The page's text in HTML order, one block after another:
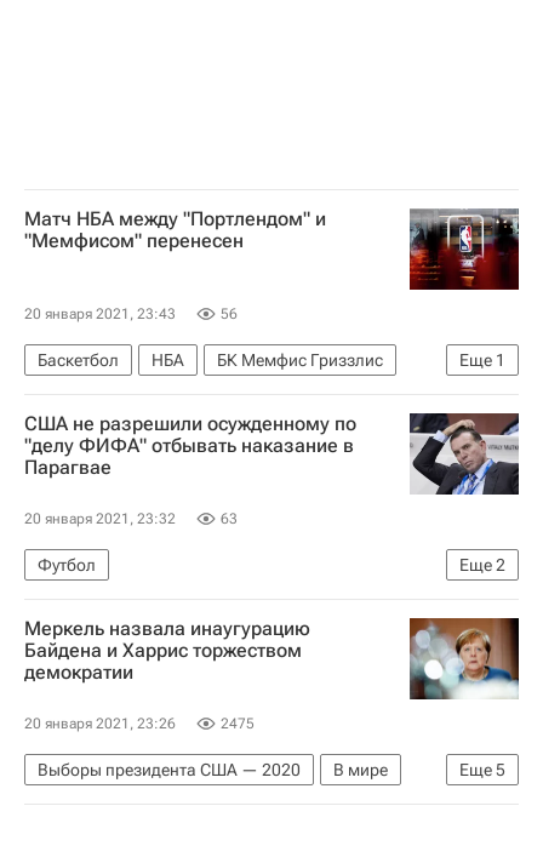
Матч НБА между "Портлендом" и
"Мемфисом" перенесен
20 января 2021, 23:43 56
Еще 1
Баскетбол НБА
БК Мемфис Гриззлис
Портленд Трэйл Блэйзерс
США не разрешили осужденному по
"делу ФИФА" отбывать наказание в
Парагвае
20 января 2021, 23:32 63
Еще2
Футбол
Международная федерация футбола (ФИФА)
Хуан Анхель Напоут
Меркель назвала инаугурацию
Байдена и Харрис торжеством
демократии
20 января 2021, 23:26 2475
Еще5
Выборы президента США — 2020
В мире
США
Германия
Джо Байден